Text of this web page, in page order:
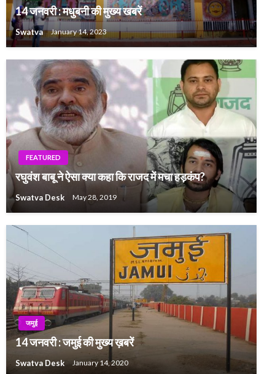
14 जनवरी : मधुबनी की मुख्य खबरें
Swatva January 14, 2023
FEATURED
रघुवंश बाबू ने ऐसा क्या कहा कि राजद में मचा हड़कंप?
Swatva Desk May 28, 2019
जमुई
14 जनवरी : जमुई की मुख्य ख़बरें
Swatva Desk January 14, 2020